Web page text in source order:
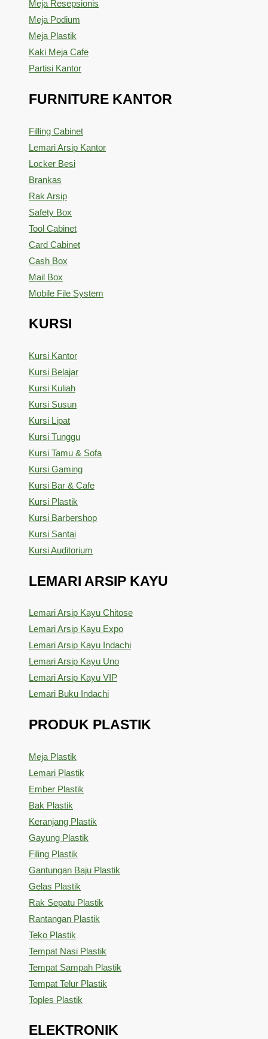
Meja Resepsionis
Meja Podium
Meja Plastik
Kaki Meja Cafe
Partisi Kantor
FURNITURE KANTOR
Filling Cabinet
Lemari Arsip Kantor
Locker Besi
Brankas
Rak Arsip
Safety Box
Tool Cabinet
Card Cabinet
Cash Box
Mail Box
Mobile File System
KURSI
Kursi Kantor
Kursi Belajar
Kursi Kuliah
Kursi Susun
Kursi Lipat
Kursi Tunggu
Kursi Tamu & Sofa
Kursi Gaming
Kursi Bar & Cafe
Kursi Plastik
Kursi Barbershop
Kursi Santai
Kursi Auditorium
LEMARI ARSIP KAYU
Lemari Arsip Kayu Chitose
Lemari Arsip Kayu Expo
Lemari Arsip Kayu Indachi
Lemari Arsip Kayu Uno
Lemari Arsip Kayu VIP
Lemari Buku Indachi
PRODUK PLASTIK
Meja Plastik
Lemari Plastik
Ember Plastik
Bak Plastik
Keranjang Plastik
Gayung Plastik
Filing Plastik
Gantungan Baju Plastik
Gelas Plastik
Rak Sepatu Plastik
Rantangan Plastik
Teko Plastik
Tempat Nasi Plastik
Tempat Sampah Plastik
Tempat Telur Plastik
Toples Plastik
ELEKTRONIK